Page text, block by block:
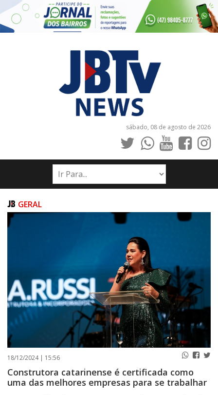
sábado, 08 de agosto de 2026
INÍCIO
NOTÍCIAS
PUBLICAÇÕES LEGAIS
GERAL
18/12/2024 | 15:56
Construtora catarinense é certificada como
uma das melhores empresas para se trabalhar